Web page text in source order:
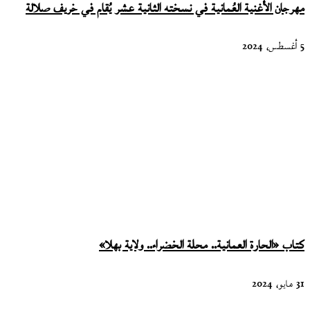
مهرجان الأغنية العُمانية في نسخته الثانية عشر يُقام في خريف صلالة
5 أغسطس، 2024
كتاب «الحارة العمانية.. محلة الخضراء.. ولاية بهلا»
31 مايو، 2024